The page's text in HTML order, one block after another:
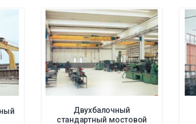
Двухбалочный
стандартный мостовой